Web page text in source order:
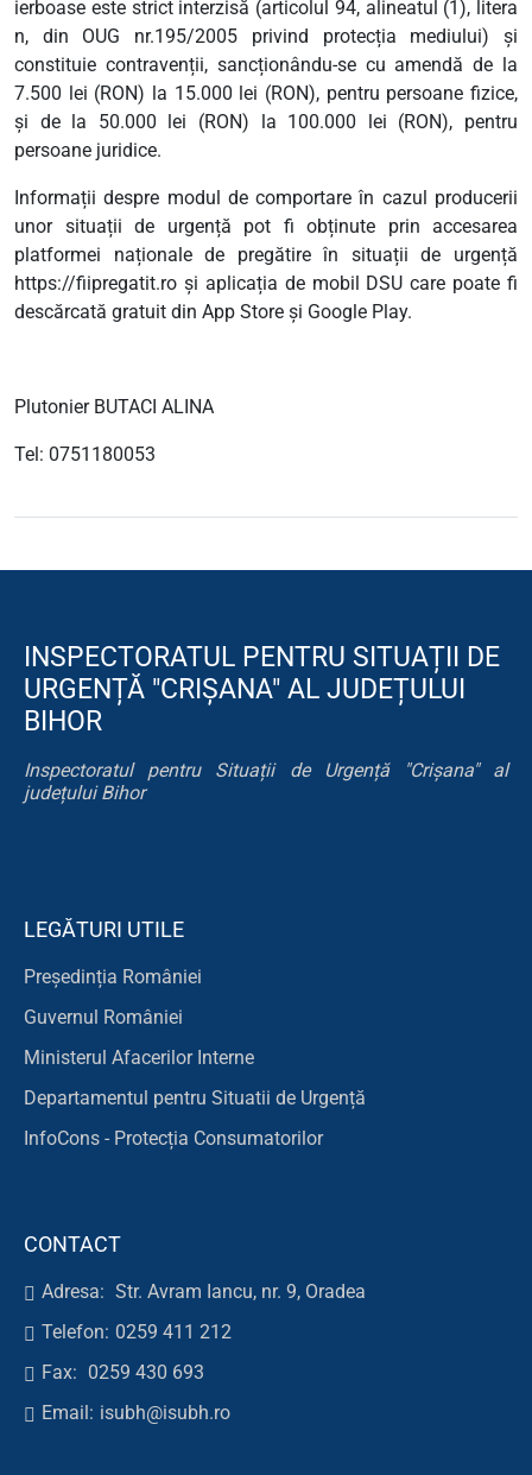
ierboase este strict interzisă (articolul 94, alineatul (1), litera
n, din OUG nr.195/2005 privind protecția mediului) și
constituie contravenții, sancționându-se cu amendă de la
7.500 lei (RON) la 15.000 lei (RON), pentru persoane fizice,
și de la 50.000 lei (RON) la 100.000 lei (RON), pentru
persoane juridice.
Informații despre modul de comportare în cazul producerii
unor situații de urgență pot fi obținute prin accesarea
platformei naționale de pregătire în situații de urgență
https://fiipregatit.ro și aplicația de mobil DSU care poate fi
descărcată gratuit din App Store și Google Play.
Plutonier BUTACI ALINA
Tel: 0751180053
INSPECTORATUL PENTRU SITUAȚII DE
URGENȚĂ "CRIȘANA" AL JUDEȚULUI
BIHOR
Inspectoratul pentru Situații de Urgență "Crișana" al
județului Bihor
LEGĂTURI UTILE
Președinția României
Guvernul României
Ministerul Afacerilor Interne
Departamentul pentru Situatii de Urgență
InfoCons - Protecția Consumatorilor
CONTACT
Adresa: Str. Avram Iancu, nr. 9, Oradea
Telefon: 0259 411 212
Fax: 0259 430 693
Email: isubh@isubh.ro